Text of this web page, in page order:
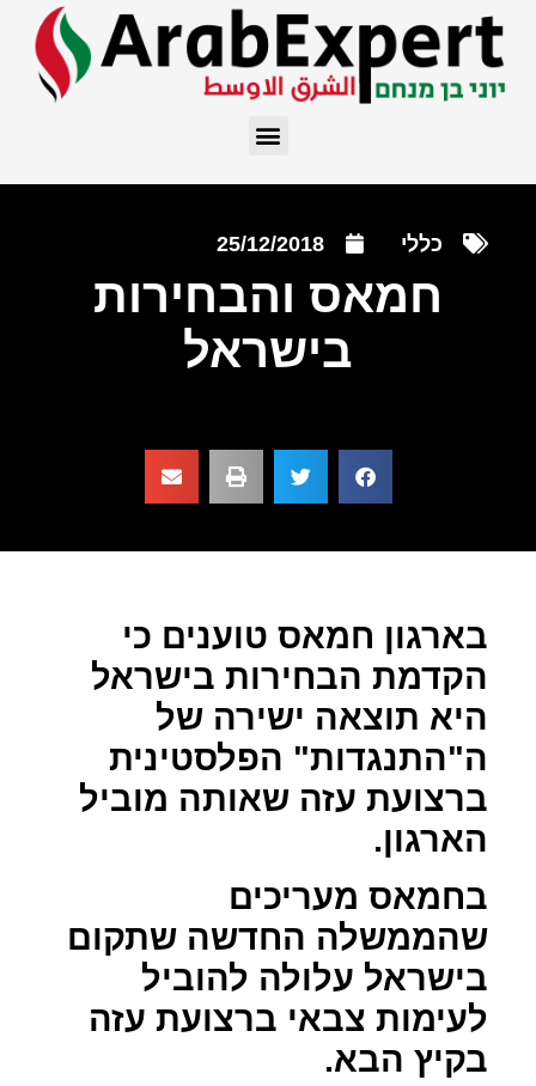
כללי 25/12/2018
חמאס והבחירות
בישראל
בארגון חמאס טוענים כי
הקדמת הבחירות בישראל
היא תוצאה ישירה של
ה"התנגדות" הפלסטינית
ברצועת עזה שאותה מוביל
הארגון.
בחמאס מעריכים
שהממשלה החדשה שתקום
בישראל עלולה להוביל
לעימות צבאי ברצועת עזה
בקיץ הבא.